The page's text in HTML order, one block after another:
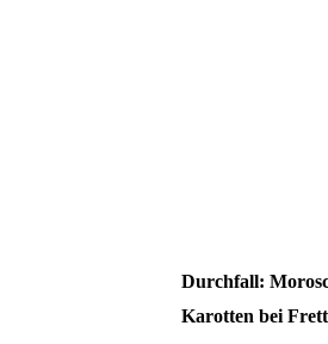
Durchfall:
Karotten bei